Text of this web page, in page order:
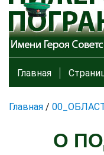
Главная
Главная /
О